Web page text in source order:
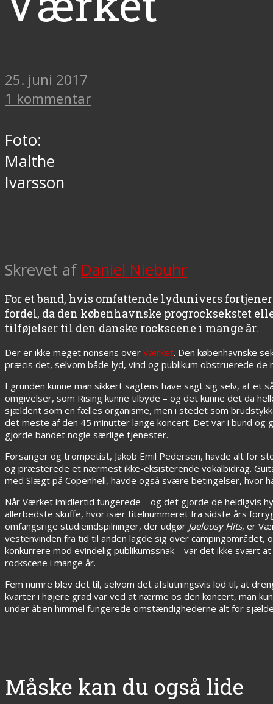
25. juni 2017
1 kommentar
Foto:
Malthe
Ivarsson
Skrevet af Daniel Niebuhr
For et band, hvis omfattende lydunivers
fordel, da den københavnske progrocksekstet
tilføjelser til den danske rockscene i mange år.
Der er ikke meget nonsens over Værket. Den københavnske
præcis det, selvom både lyd, vind og publikum obstruerede de
I grunden kunne man sikkert sagtens have sagt sig selv, at
omgivelser, som Rising kunne tilbyde – og det kunne det da
sjældent som en fælles organisme, men i stedet som
det meste af den 45 minutter lange koncert. Det var i bund
gjorde bandet nogle særlige tjenester.
Forsanger og trompetist, Jakob Emil Pedersen, havde alt for
og præsterede et nærmest ikke-eksisterende vokalbidrag.
med Slægt på Copenhell, havde også svære betingelser, hvor
Når Værket imidlertid fungerede – og det gjorde de heldigvis
allerbedste skuffe, hvor især titelnummeret fra sidste års
omfangsrige studieindspilninger, der udgør Jaelousy Hits, er
vestenvinden fra tid til anden lagde sig over
konkurrere mod evindelig publikumssnak – var det ikke svært
rockscene i mange år.
Fem numre blev det til, selvom det afslutningsvis lod til, at
kvarter i højere grad var ved at nærme os den koncert, man
under åben himmel fungerede omstændighederne alt for
Måske kan du også lide